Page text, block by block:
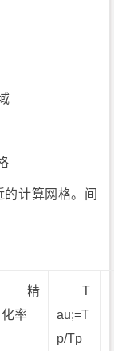
计算网格。间
精
化率
T
au;=T
p/Tp